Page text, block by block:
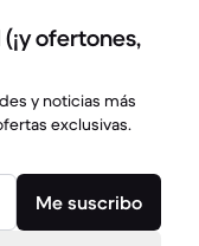
ofertones,
y noticias más
exclusivas.
Me suscribo